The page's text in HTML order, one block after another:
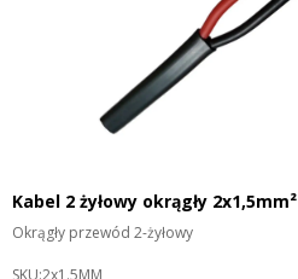
Kabel 2 żyłowy okrągły 2x1,5mm²
Okrągły przewód 2-żyłowy
SKU:2x1.5MM